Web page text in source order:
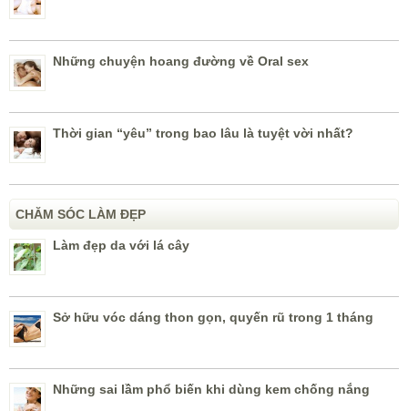
Những chuyện hoang đường về Oral sex
Thời gian “yêu” trong bao lâu là tuyệt vời nhất?
CHĂM SÓC LÀM ĐẸP
Làm đẹp da với lá cây
Sở hữu vóc dáng thon gọn, quyến rũ trong 1 tháng
Những sai lầm phổ biến khi dùng kem chống nắng